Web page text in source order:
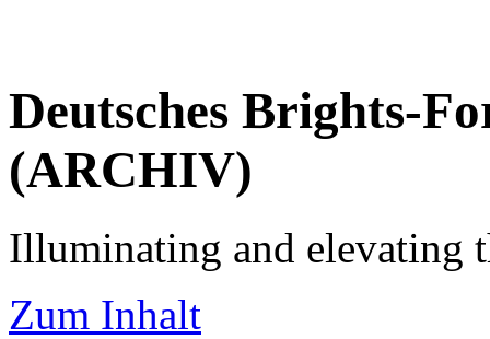
Deutsches Brights-
(ARCHIV)
Illuminating and elevating
Zum Inhalt